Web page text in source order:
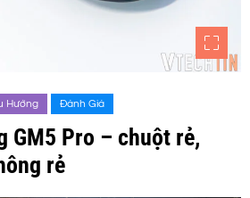
Hướng Đánh Giá
GM5 Pro – chuột rẻ,
rẻ